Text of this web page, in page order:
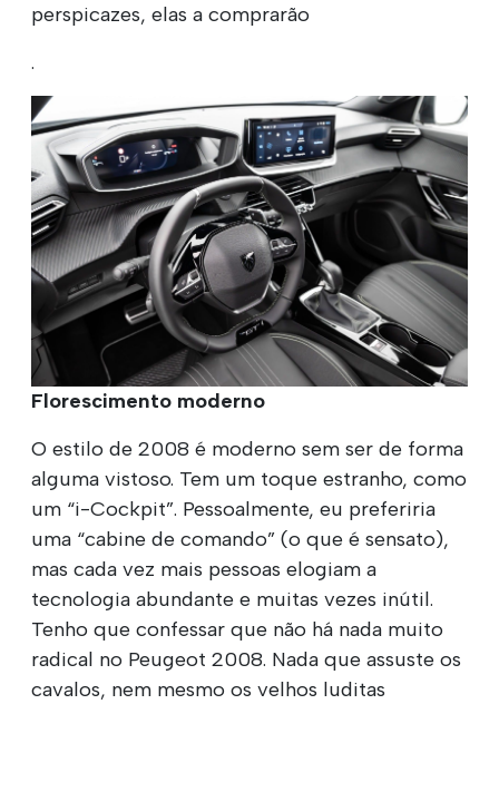
perspicazes, elas a comprarão
.
Florescimento moderno
O estilo de 2008 é moderno sem ser de forma
alguma vistoso. Tem um toque estranho, como
um “i-Cockpit”. Pessoalmente, eu preferiria
uma “cabine de comando” (o que é sensato),
mas cada vez mais pessoas elogiam a
tecnologia abundante e muitas vezes inútil.
Tenho que confessar que não há nada muito
radical no Peugeot 2008. Nada que assuste os
cavalos, nem mesmo os velhos luditas